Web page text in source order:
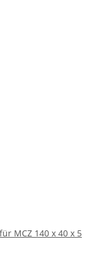
MCZ 140 x 40 x 5